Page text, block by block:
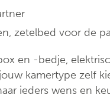
zetelbed voor de
en -bedje,
kamertype zelf
ieders wens en